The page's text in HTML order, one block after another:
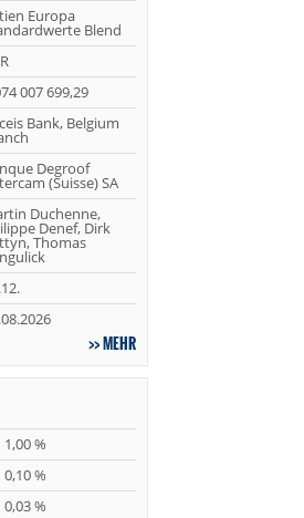
Europa
Blend
007 699,29
Bank, Belgium
Degroof
(Suisse) SA
Duchenne,
Denef, Dirk
Thomas
MEHR
1,00 %
0,10 %
0,03 %